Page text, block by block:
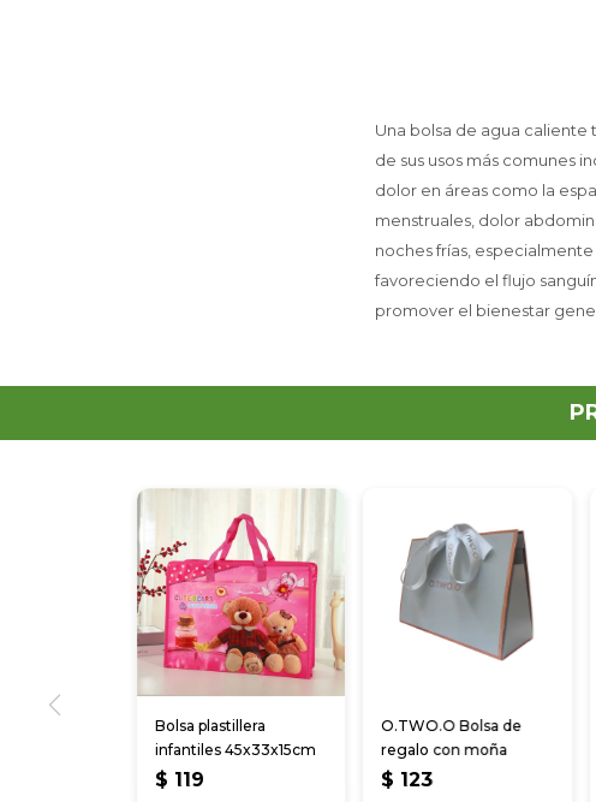
Una bolsa de agua caliente
de sus usos más comunes
dolor en áreas como la
menstruales, dolor
noches frías, especialmente
favoreciendo el flujo
promover el bienestar
Bolsa plastillera
infantiles 45x33x15cm
$ 119
O.TWO.O Bolsa de
regalo con moña
$ 123